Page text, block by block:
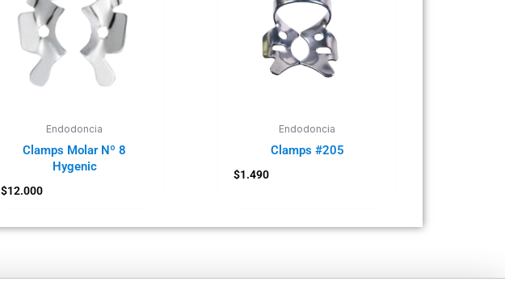
Endodoncia
Clamps Molar Nº 8
Hygenic
$12.000
Endodoncia
Clamps #205
$1.490